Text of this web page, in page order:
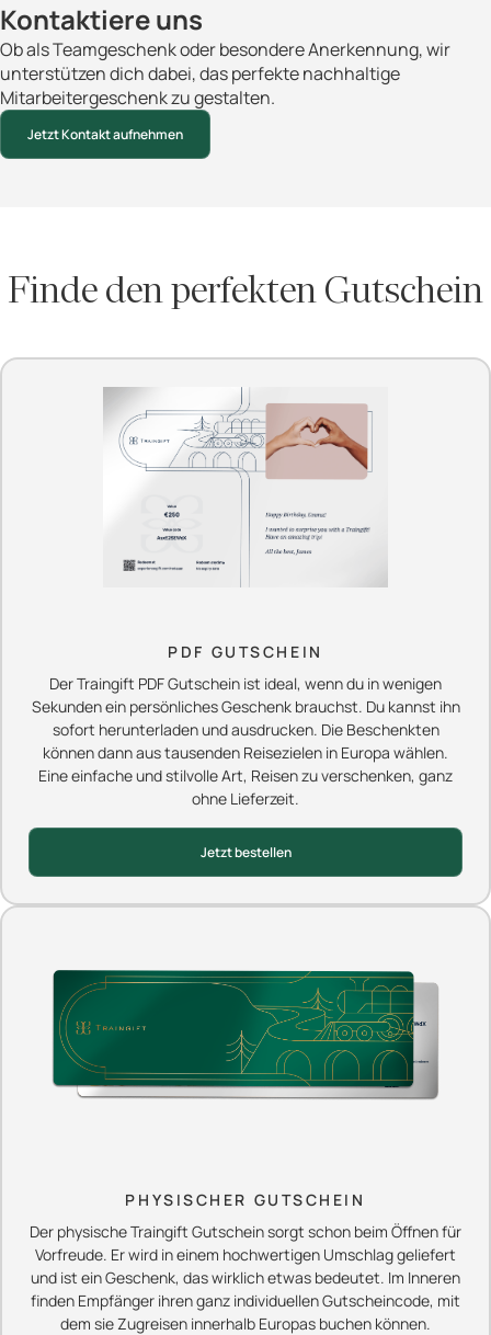
Kontaktiere uns
Ob als Teamgeschenk oder besondere Anerkennung, wir
unterstützen dich dabei, das perfekte nachhaltige
Mitarbeitergeschenk zu gestalten.
Jetzt Kontakt aufnehmen
Finde den perfekten Gutschein
PDF GUTSCHEIN
Der Traingift PDF Gutschein ist ideal, wenn du in wenigen
Sekunden ein persönliches Geschenk brauchst. Du kannst ihn
sofort herunterladen und ausdrucken. Die Beschenkten
können dann aus tausenden Reisezielen in Europa wählen.
Eine einfache und stilvolle Art, Reisen zu verschenken, ganz
ohne Lieferzeit.
Jetzt bestellen
PHYSISCHER GUTSCHEIN
Der physische Traingift Gutschein sorgt schon beim Öffnen für
Vorfreude. Er wird in einem hochwertigen Umschlag geliefert
und ist ein Geschenk, das wirklich etwas bedeutet. Im Inneren
finden Empfänger ihren ganz individuellen Gutscheincode, mit
dem sie Zugreisen innerhalb Europas buchen können.